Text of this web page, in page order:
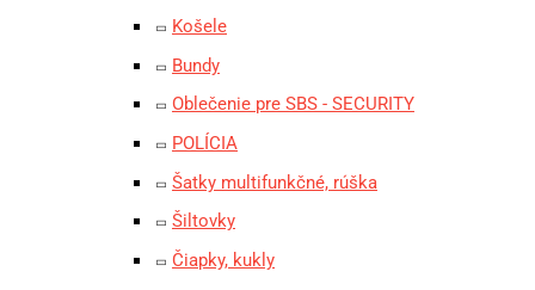
Košele
Bundy
Oblečenie pre SBS - SECURITY
POLÍCIA
Šatky multifunkčné, rúška
Šiltovky
Čiapky, kukly